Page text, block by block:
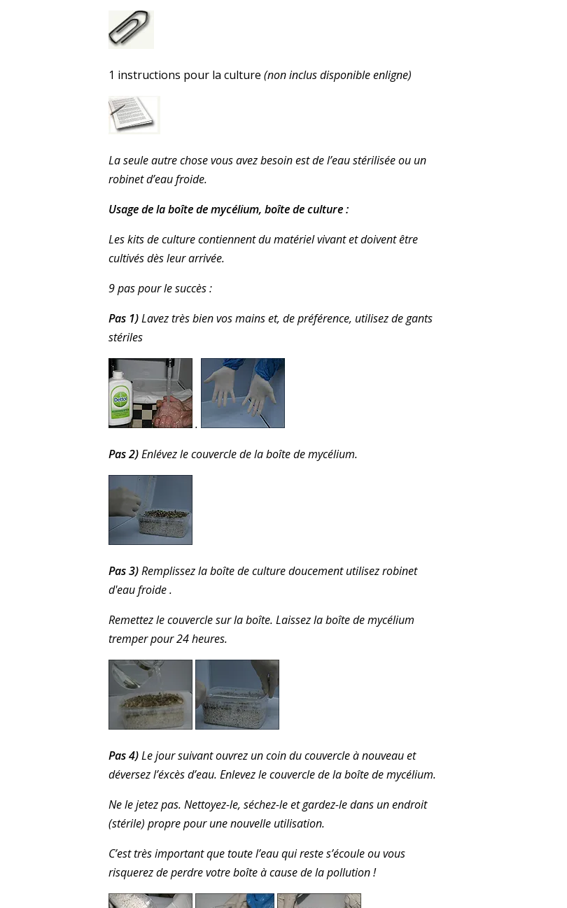
1 instructions pour la culture (non inclusdisponible enligne)
La seule autre chose vous avez besoin est de l’eau stérilisée ou un
robinet d’eau froide.
Usage de la boîte de mycélium, boîte de culture :
Les kits de culture contiennent du matériel vivant et doivent être
cultivés dès leur arrivée.
9 pas pour le succès :
Pas 1)Lavez très bien vos mains et, de préférence, utilisez de gants
stériles
.
Pas 2)Enlévez le couvercle de la boîte de mycélium.
Pas 3)Remplissez la boîte de culture doucement utilisez robinet
d'eau froide .
Remettez le couvercle sur la boîte. Laissez la boîte de mycélium
tremper pour 24 heures.
Pas 4)Le jour suivant ouvrez un coin du couvercle à nouveau et
déversez l’éxcès d’eau. Enlevez le couvercle de la boîte de mycélium.
Ne le jetez pas. Nettoyez-le, séchez-le et gardez-le dans un endroit
(stérile) propre pour une nouvelle utilisation.
C’est très important que toute l’eau qui reste s’écoule ou vous
risquerez de perdre votre boîte à cause de la pollution !